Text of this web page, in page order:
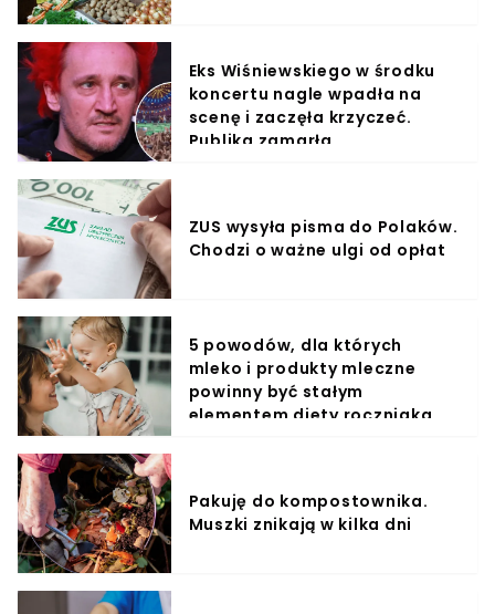
Eks Wiśniewskiego w środku
koncertu nagle wpadła na
scenę i zaczęła krzyczeć.
Publika zamarła
ZUS wysyła pisma do Polaków.
Chodzi o ważne ulgi od opłat
5 powodów, dla których
mleko i produkty mleczne
powinny być stałym
elementem diety roczniaka
Pakuję do kompostownika.
Muszki znikają w kilka dni